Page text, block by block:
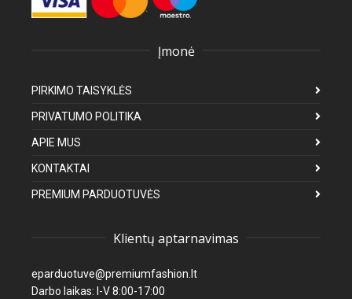
Įmonė
PIRKIMO TAISYKLĖS
PRIVATUMO POLITIKA
APIE MUS
KONTAKTAI
PREMIUM PARDUOTUVĖS
Klientų aptarnavimas
eparduotuve@premiumfashion.lt
Darbo laikas: I-V 8:00-17:00